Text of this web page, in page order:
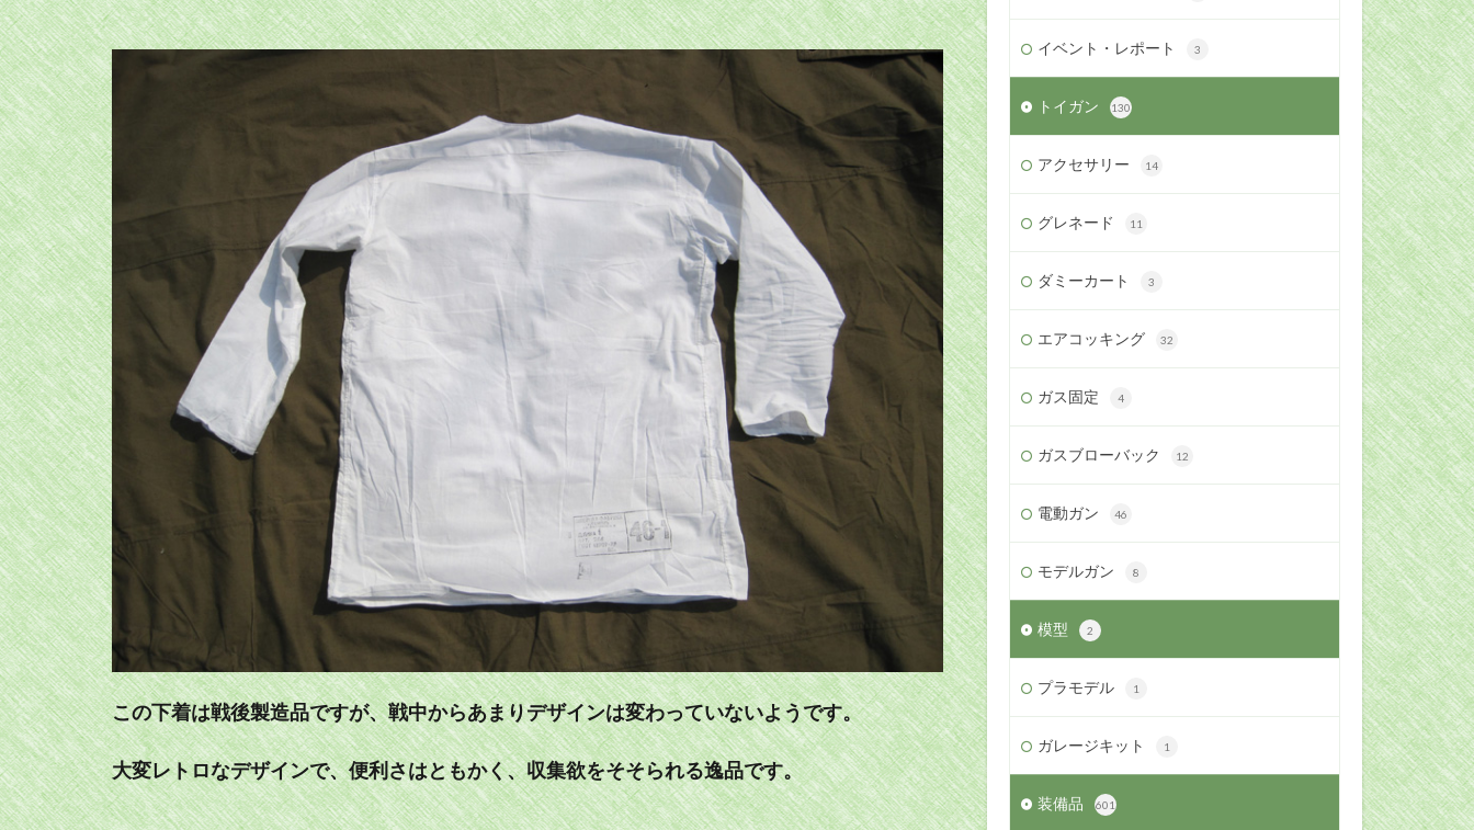
この下着は戦後製造品ですが、戦中からあまりデザインは変わっていないようです。
大変レトロなデザインで、便利さはともかく、収集欲をそそられる逸品です。
イベント・レポート 3
トイガン 130
アクセサリー 14
グレネード 11
ダミーカート 3
エアコッキング 32
ガス固定 4
ガスブローバック 12
電動ガン 46
モデルガン 8
模型 2
プラモデル 1
ガレージキット 1
装備品 601